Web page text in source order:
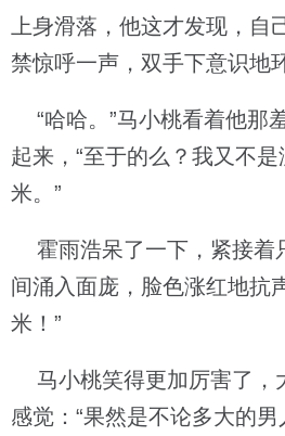
上身滑落，他这才发现，自
禁惊呼一声，双手下意识地
“哈哈。”马小桃看着他那
起来，“至于的么？我又不
米。”
霍雨浩呆了一下，紧接着
间涌入面庞，脸色涨红地抗
米！”
马小桃笑得更加厉害了，
感觉：“果然是不论多大的